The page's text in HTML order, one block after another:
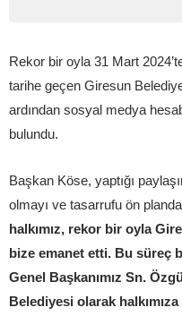
Rekor bir oyla 31 Mart
tarihe geçen Giresun
ardından sosyal medya
bulundu.
Başkan Köse, yaptığı
olmayı ve tasarrufu ön
halkımız, rekor bir oyla
bize emanet etti. Bu süreç
Genel Başkanımız Sn.
Belediyesi olarak